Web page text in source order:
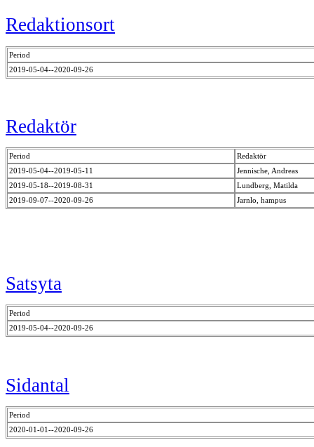
Redaktionsort
Period
2019-05-04--2020-09-26
Redaktör
Period
Redaktör
2019-05-04--2019-05-11
Jennische, Andreas
2019-05-18--2019-08-31
Lundberg, Matilda
2019-09-07--2020-09-26
Jarnlo, hampus
Satsyta
Period
2019-05-04--2020-09-26
Sidantal
Period
2020-01-01--2020-09-26